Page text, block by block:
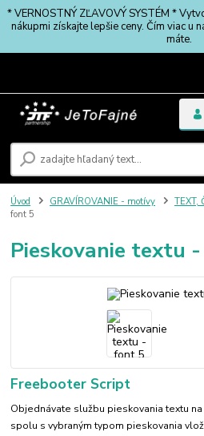
* VERNOSTNÝ ZĽAVOVÝ SYSTÉM *
nákupmi získajte lepšie ceny. Čím viac u
máte.
Úvod GRAVÍROVANIE - motívy TEXT,
font 5
Pieskovanie textu
Freebooter Script
Objednávate službu pieskovania textu
spolu s vybraným typom pieskovania